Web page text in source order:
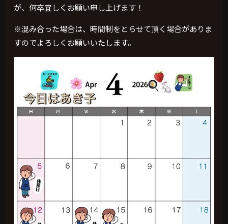
が、何卒宜しくお願い申し上げます！
※混み合った場合は、時間制をとらせて頂く場合がありま
すのでよろしくお願いいたします。